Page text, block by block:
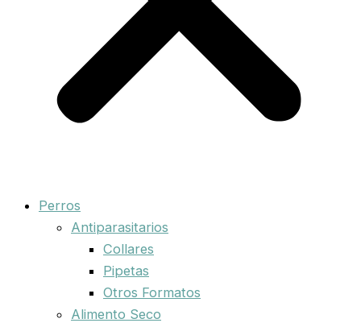
Perros
Antiparasitarios
Collares
Pipetas
Otros Formatos
Alimento Seco